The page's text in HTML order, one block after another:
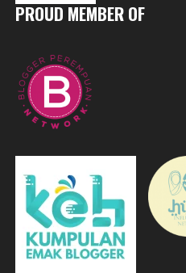
PROUD MEMBER OF